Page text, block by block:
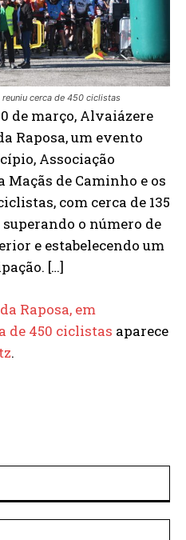
reuniu cerca de 450 ciclistas
de março, Alvaiázere
Raposa, um evento
Associação
de Caminho e os
com cerca de 135
o número de
e estabelecendo um
[…]
Raposa, em
de 450 ciclistas aparece
.